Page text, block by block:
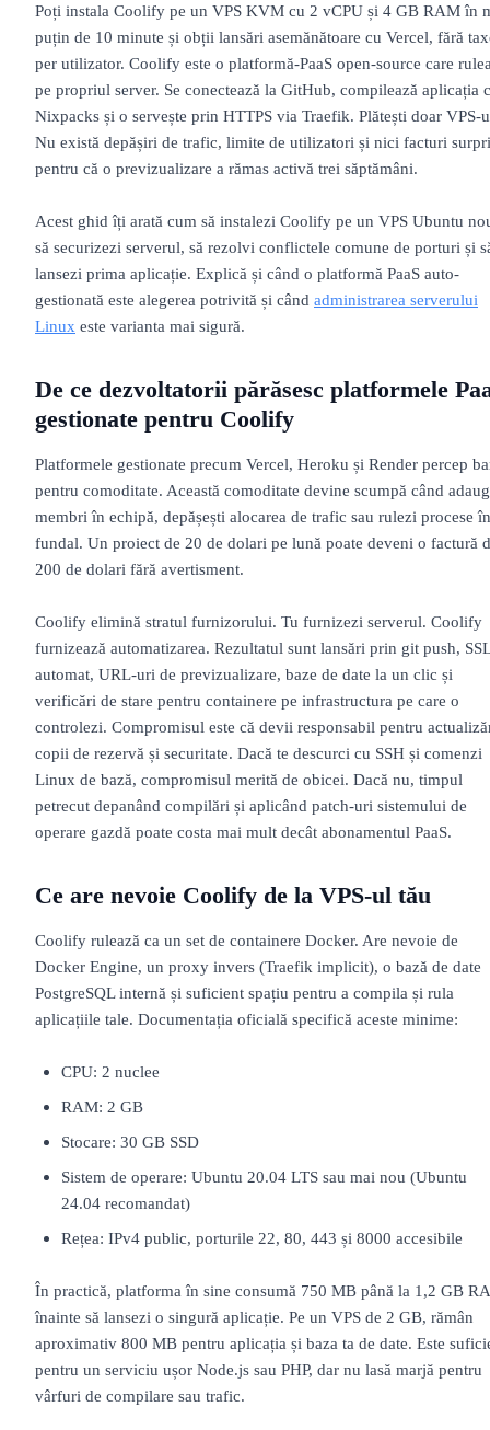
Poți instala Coolify pe un VPS KVM cu 2 vCPU și 4 GB RAM în
puțin de 10 minute și obții lansări asemănătoare cu Vercel, fără
per utilizator. Coolify este o platformă-PaaS open-source care
pe propriul server. Se conectează la GitHub, compilează aplicația
Nixpacks și o servește prin HTTPS via Traefik. Plătești doar VPS-
Nu există depășiri de trafic, limite de utilizatori și nici facturi
pentru că o previzualizare a rămas activă trei săptămâni.
Acest ghid îți arată cum să instalezi Coolify pe un VPS Ubuntu
să securizezi serverul, să rezolvi conflictele comune de porturi și
lansezi prima aplicație. Explică și când o platformă PaaS auto-
gestionată este alegerea potrivită și când administrarea serverului
Linux este varianta mai sigură.
De ce dezvoltatorii părăsesc platformele
gestionate pentru Coolify
Platformele gestionate precum Vercel, Heroku și Render percep
pentru comoditate. Această comoditate devine scumpă când
membri în echipă, depășești alocarea de trafic sau rulezi procese în
fundal. Un proiect de 20 de dolari pe lună poate deveni o factură
200 de dolari fără avertisment.
Coolify elimină stratul furnizorului. Tu furnizezi serverul. Coolify
furnizează automatizarea. Rezultatul sunt lansări prin git push, SSL
automat, URL-uri de previzualizare, baze de date la un clic și
verificări de stare pentru containere pe infrastructura pe care o
controlezi. Compromisul este că devii responsabil pentru
copii de rezervă și securitate. Dacă te descurci cu SSH și comenzi
Linux de bază, compromisul merită de obicei. Dacă nu, timpul
petrecut depanând compilări și aplicând patch-uri sistemului de
operare gazdă poate costa mai mult decât abonamentul PaaS.
Ce are nevoie Coolify de la VPS-ul tău
Coolify rulează ca un set de containere Docker. Are nevoie de
Docker Engine, un proxy invers (Traefik implicit), o bază de date
PostgreSQL internă și suficient spațiu pentru a compila și rula
aplicațiile tale. Documentația oficială specifică aceste minime:
CPU: 2 nuclee
RAM: 2 GB
Stocare: 30 GB SSD
Sistem de operare: Ubuntu 20.04 LTS sau mai nou (Ubuntu
24.04 recomandat)
Rețea: IPv4 public, porturile 22, 80, 443 și 8000 accesibile
În practică, platforma în sine consumă 750 MB până la 1,2 GB
înainte să lansezi o singură aplicație. Pe un VPS de 2 GB, rămân
aproximativ 800 MB pentru aplicația și baza ta de date. Este
pentru un serviciu ușor Node.js sau PHP, dar nu lasă marjă pentru
vârfuri de compilare sau trafic.